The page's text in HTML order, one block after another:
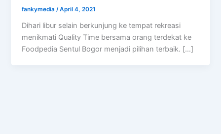
fankymedia /April 4, 2021
Dihari libur selain berkunjung ke tempat rekreasi
menikmati Quality Time bersama orang terdekat ke
Foodpedia Sentul Bogor menjadi pilihan terbaik. […]